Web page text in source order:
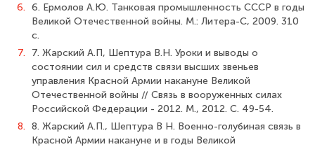
6. 6. Ермолов А.Ю. Танковая промышленность СССР в годы
Великой Отечествен­ной войны. М.: Литера-С, 2009. 310
с.
7.
7. Жарский А.П, Шептура В.Н. Уроки и выводы о
состоянии сил и средств связи высших звеньев
управления Красной Армии накануне Великой
Отечественной войны // Связь в вооруженных силах
Российской Федерации - 2012. М., 2012. С. 49-54.
8. 8. Жарский А.П., Шептура В Н. Военно-голубиная связь в
Красной Армии на­кануне и в годы Великой